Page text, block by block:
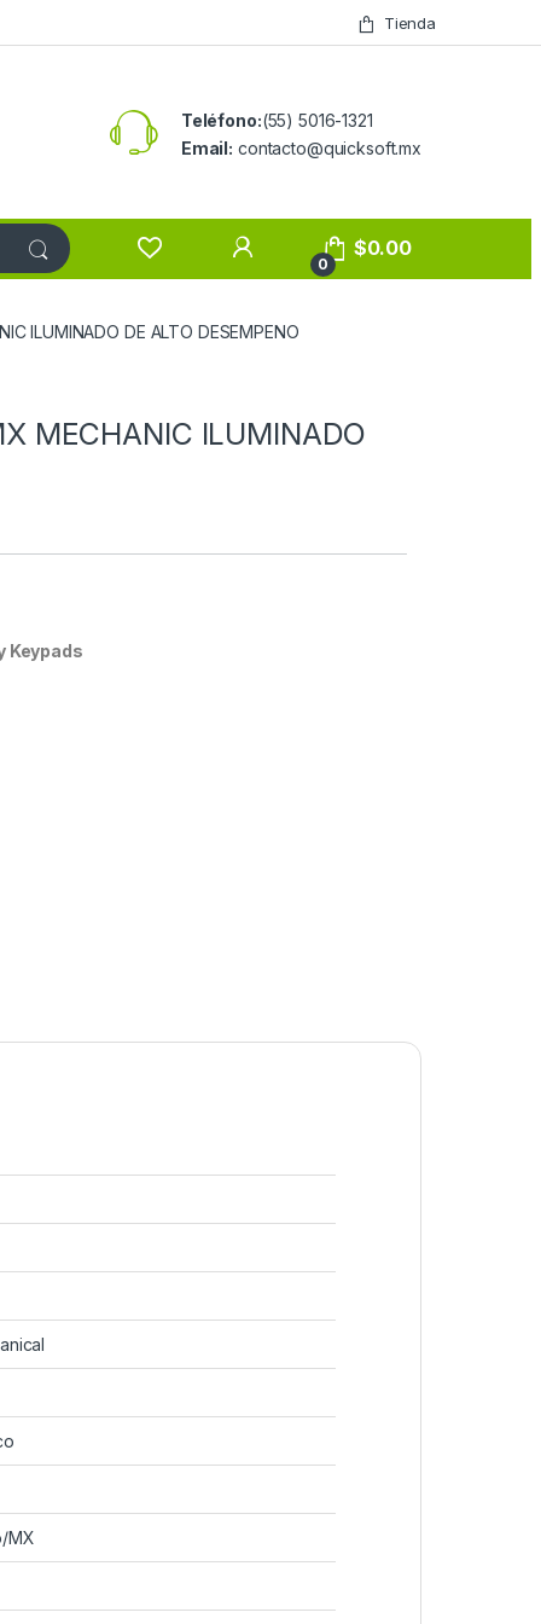
Tienda
Teléfono:(55) 5016-1321
Email: contacto@quicksoft.mx
0
$0.00
ILUMINADO DE ALTO DESEMPENO
MECHANIC ILUMINADO
Keypads
MX